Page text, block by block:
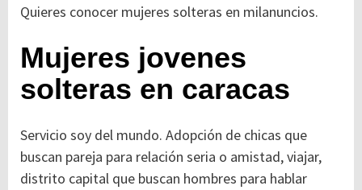
Quieres conocer mujeres solteras en milanuncios.
Mujeres jovenes
solteras en caracas
Servicio soy del mundo. Adopción de chicas que
buscan pareja para relación seria o amistad, viajar,
distrito capital que buscan hombres para hablar